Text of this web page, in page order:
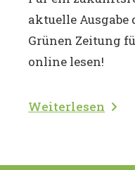
aktuelle Ausgabe
Grünen Zeitung
online lesen!
Weiterlesen